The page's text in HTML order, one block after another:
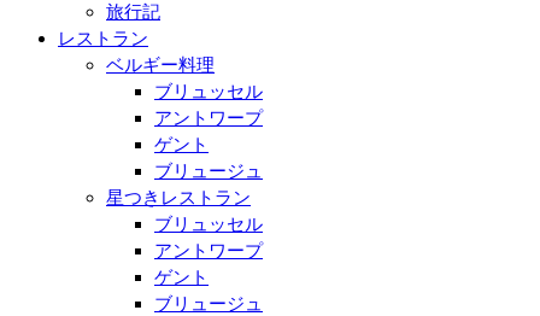
旅行記
レストラン
ベルギー料理
ブリュッセル
アントワープ
ゲント
ブリュージュ
星つきレストラン
ブリュッセル
アントワープ
ゲント
ブリュージュ